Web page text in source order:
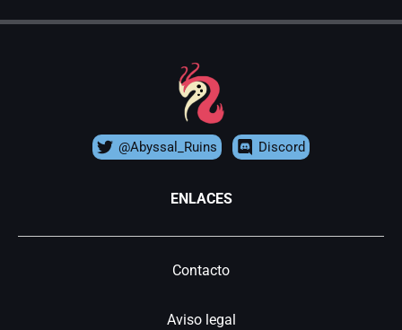
@Abyssal_Ruins Discord
ENLACES
Contacto
Aviso legal